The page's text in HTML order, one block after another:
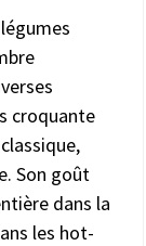
croquante
Son goût
dans la
les hot-